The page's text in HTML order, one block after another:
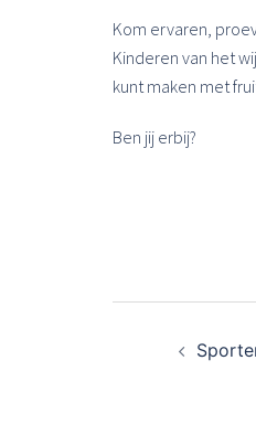
Kom ervaren,
Kinderen van het
kunt maken met
Ben jij erbij?
navigatie